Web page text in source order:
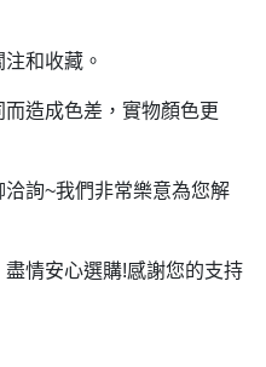
和收藏。
造成色差，實物顏色更
詢~我們非常樂意為您解
情安心選購!感謝您的支持